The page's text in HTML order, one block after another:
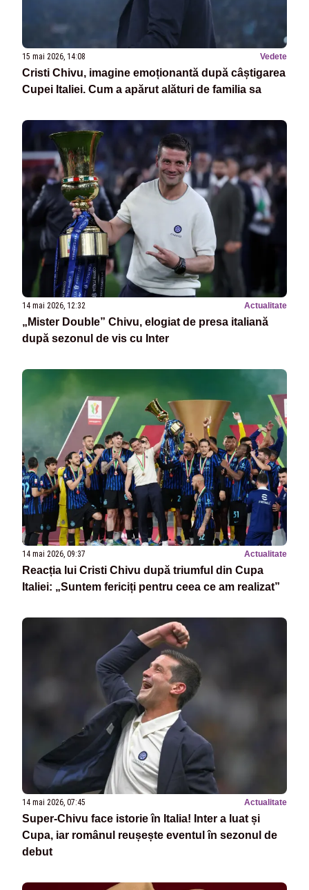
15 mai 2026, 14:08 Vedete
Cristi Chivu, imagine emoționantă după câștigarea
Cupei Italiei. Cum a apărut alături de familia sa
14 mai 2026, 12:32 Actualitate
„Mister Double” Chivu, elogiat de presa italiană
după sezonul de vis cu Inter
14 mai 2026, 09:37 Actualitate
Reacția lui Cristi Chivu după triumful din Cupa
Italiei: „Suntem fericiți pentru ceea ce am realizat”
14 mai 2026, 07:45 Actualitate
Super-Chivu face istorie în Italia! Inter a luat și
Cupa, iar românul reușește eventul în sezonul de
debut